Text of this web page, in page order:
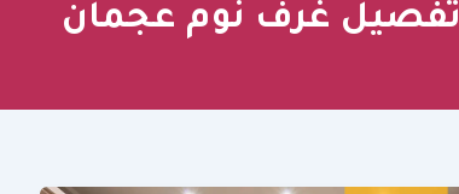
تفصيل غرف نوم عجمان